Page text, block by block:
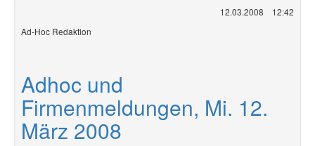
12.03.2008
12:42
Ad-Hoc Redaktion
Adhoc und
Firmenmeldungen, Mi. 12.
März 2008